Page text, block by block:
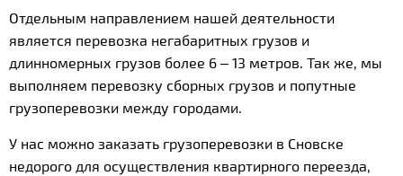
Отдельным направлением нашей деятельности
является перевозка негабаритных грузов и
длинномерных грузов более 6 – 13 метров. Так же, мы
выполняем перевозку сборных грузов и попутные
грузоперевозки между городами.
У нас можно заказать грузоперевозки в Сновске
недорого для осуществления квартирного переезда,